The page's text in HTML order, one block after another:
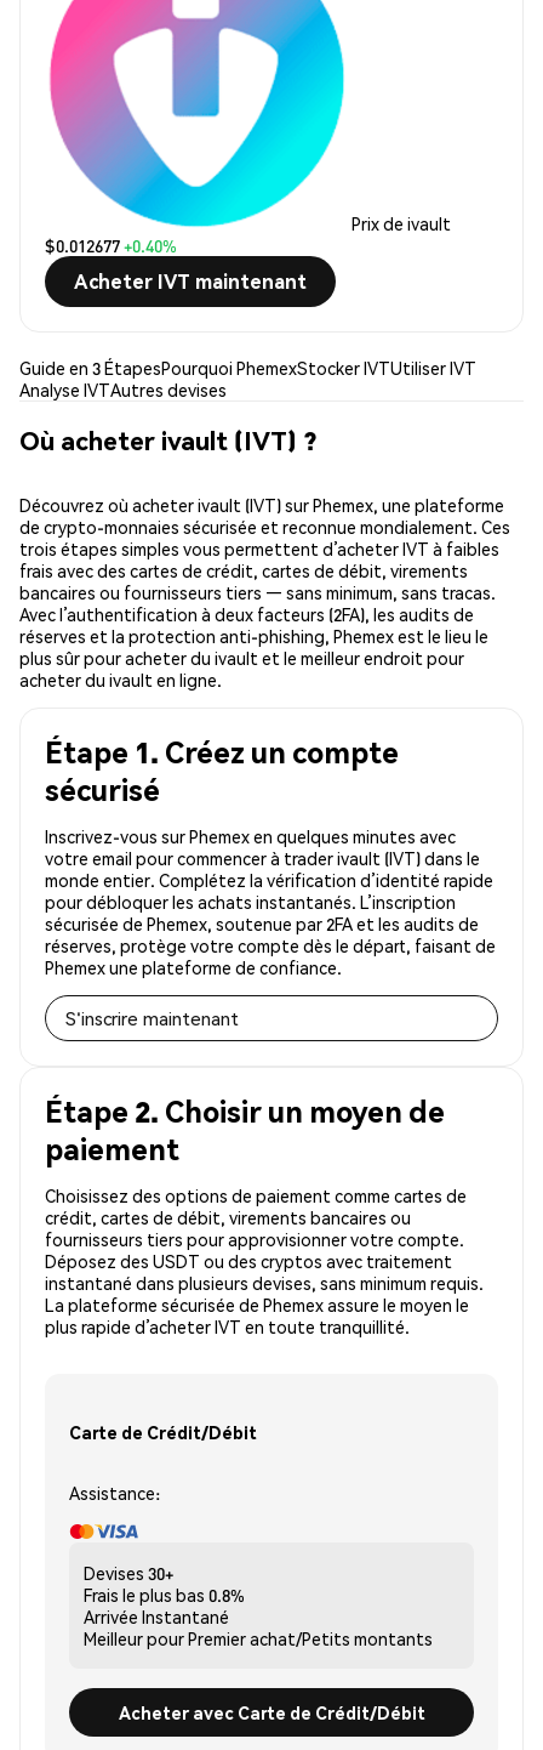
Prix de ivault
$0.012677+0.40%
Acheter IVT maintenant
Guide en 3 ÉtapesPourquoi PhemexStocker IVTUtiliser IVT
Analyse IVTAutres devises
Où acheter ivault (IVT) ?
Découvrez où acheter ivault (IVT) sur Phemex, une plateforme
de crypto-monnaies sécurisée et reconnue mondialement. Ces
trois étapes simples vous permettent d’acheter IVT à faibles
frais avec des cartes de crédit, cartes de débit, virements
bancaires ou fournisseurs tiers — sans minimum, sans tracas.
Avec l’authentification à deux facteurs (2FA), les audits de
réserves et la protection anti-phishing, Phemex est le lieu le
plus sûr pour acheter du ivault et le meilleur endroit pour
acheter du ivault en ligne.
Étape 1. Créez un compte
sécurisé
Inscrivez-vous sur Phemex en quelques minutes avec
votre email pour commencer à trader ivault (IVT) dans le
monde entier. Complétez la vérification d’identité rapide
pour débloquer les achats instantanés. L’inscription
sécurisée de Phemex, soutenue par 2FA et les audits de
réserves, protège votre compte dès le départ, faisant de
Phemex une plateforme de confiance.
S'inscrire maintenant
Étape 2. Choisir un moyen de
paiement
Choisissez des options de paiement comme cartes de
crédit, cartes de débit, virements bancaires ou
fournisseurs tiers pour approvisionner votre compte.
Déposez des USDT ou des cryptos avec traitement
instantané dans plusieurs devises, sans minimum requis.
La plateforme sécurisée de Phemex assure le moyen le
plus rapide d’acheter IVT en toute tranquillité.
Carte de Crédit/Débit
Assistance:
Devises 30+
Frais le plus bas 0.8%
Arrivée Instantané
Meilleur pourPremier achat/Petits montants
Acheter avec Carte de Crédit/Débit